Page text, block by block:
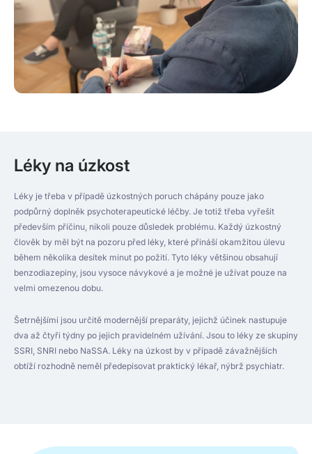
Léky na úzkost
Léky je třeba v případě úzkostných poruch chápány pouze jako
podpůrný doplněk psychoterapeutické léčby. Je totiž třeba vyřešit
především příčinu, nikoli pouze důsledek problému. Každý úzkostný
člověk by měl být na pozoru před léky, které přináší okamžitou úlevu
během několika desítek minut po požití. Tyto léky většinou obsahují
benzodiazepiny, jsou vysoce návykové a je možné je užívat pouze na
velmi omezenou dobu.
Šetrnějšími jsou určitě modernější preparáty, jejichž účinek nastupuje
dva až čtyři týdny po jejich pravidelném užívání. Jsou to léky ze skupiny
SSRI, SNRI nebo NaSSA. Léky na úzkost by v případě závažnějších
obtíží rozhodně neměl předepisovat praktický lékař, nýbrž psychiatr.